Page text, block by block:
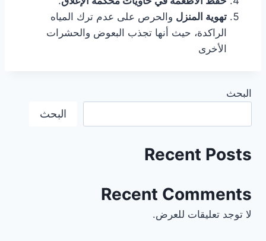
تهوية المنزل والحرص على عدم ترك المياه
الراكدة، حيث أنها تجذب البعوض والحشرات
الأخرى
البحث
البحث
Recent Posts
Recent Comments
لا توجد تعليقات للعرض.